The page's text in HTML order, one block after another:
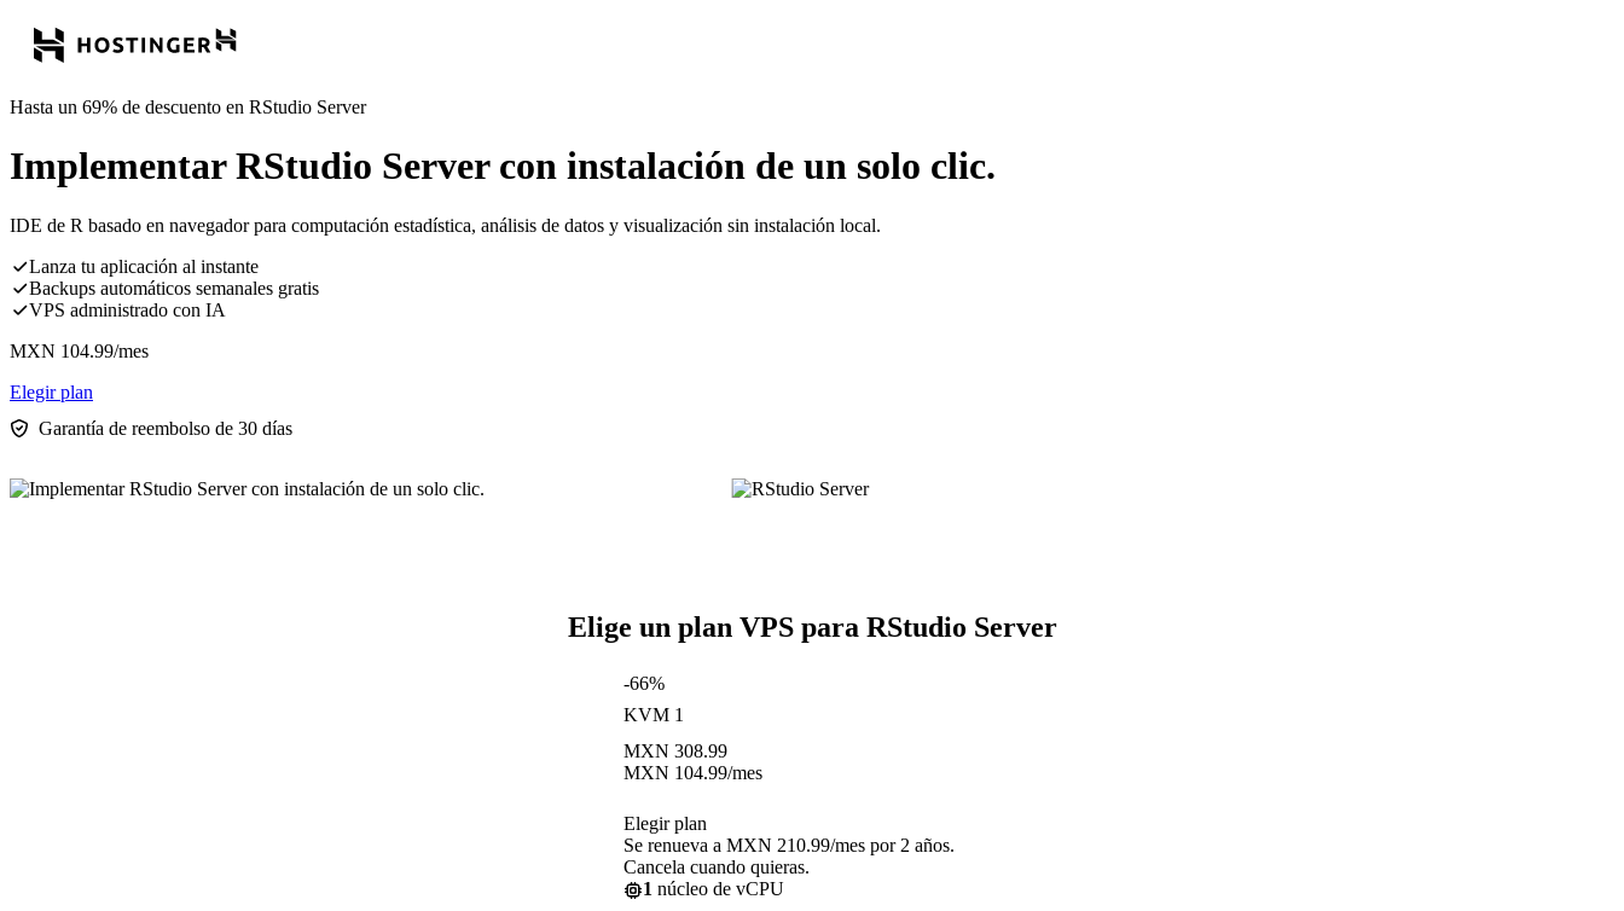
Hasta un 69% de descuento en RStudio Server
Implementar RStudio Server con instalación de un solo clic.
IDE de R basado en navegador para computación estadística, análisis de datos y visualización sin instalación local.
Lanza tu aplicación al instante
Backups automáticos semanales gratis
VPS administrado con IA
MXN 104.99/mes
Elegir plan
Garantía de reembolso de 30 días
Elige un plan VPS para RStudio Server
-66%
KVM 1
MXN 308.99
MXN 104.99/mes
Elegir plan
Se renueva a MXN 210.99/mes por 2 años.
Cancela cuando quieras.
1 núcleo de vCPU